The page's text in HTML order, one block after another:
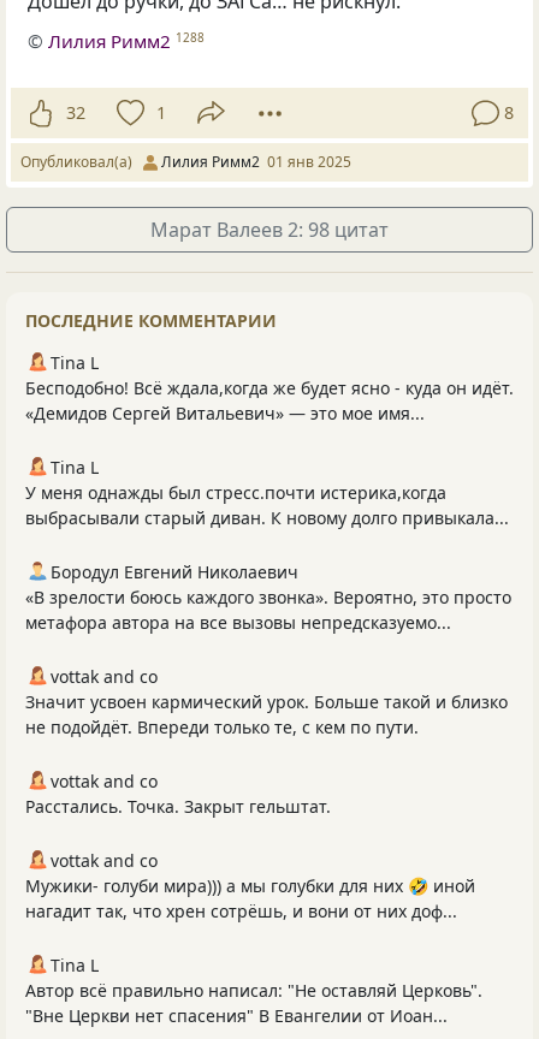
©Лилия Римм2 1288
32 1 8
Опубликовал(а) Лилия Римм2 01 янв 2025
Марат Валеев 2: 98 цитат
ПОСЛЕДНИЕ КОММЕНТАРИИ
Tina L
Бесподобно! Всё ждала,когда же будет ясно - куда он идёт.
«Демидов Сергей Витальевич» — это мое имя...
Tina L
У меня однажды был стресс.почти истерика,когда
выбрасывали старый диван. К новому долго привыкала...
Бородул Евгений Николаевич
«В зрелости боюсь каждого звонка». Вероятно, это просто
метафора автора на все вызовы непредсказуемо...
vottak and co
Значит усвоен кармический урок. Больше такой и близко
не подойдёт. Впереди только те, с кем по пути.
vottak and co
Расстались. Точка. Закрыт гельштат.
vottak and co
Мужики- голуби мира))) а мы голубки для них 🤣 иной
нагадит так, что хрен сотрёшь, и вони от них доф...
Tina L
Автор всё правильно написал: "Не оставляй Церковь".
"Вне Церкви нет спасения" В Евангелии от Иоан...